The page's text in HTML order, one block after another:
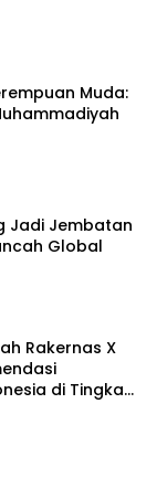
Muda:
Jadi Jembatan
Global
Rakernas X
di Tingkat